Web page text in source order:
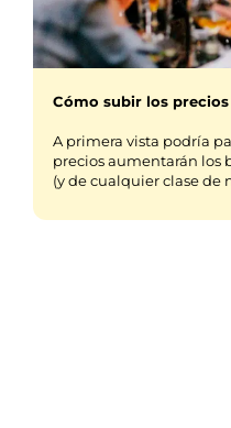
Cómo subir los
A primera vista podría
precios aumentarán los
(y de cualquier clase de